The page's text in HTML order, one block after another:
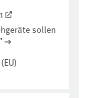
sollen